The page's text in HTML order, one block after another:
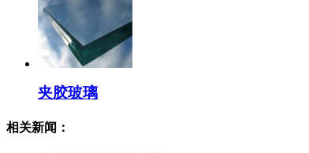
夹胶玻璃
相关新闻：